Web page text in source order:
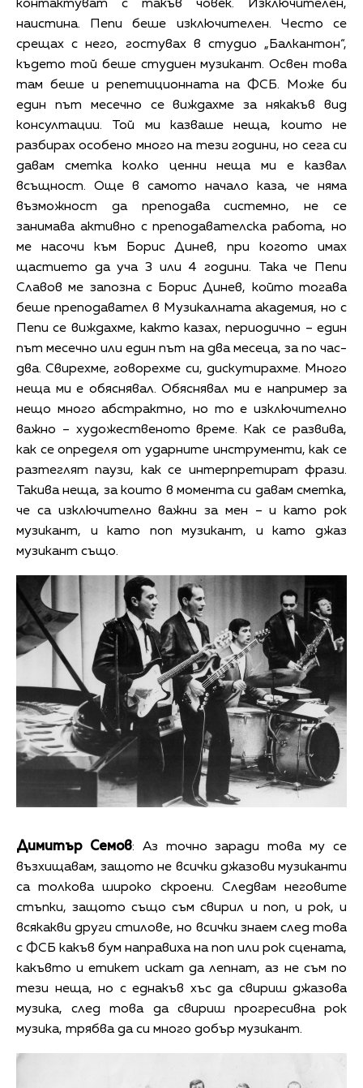
контактуват с такъв човек. Изключителен,
наистина. Пепи беше изключителен. Често се
срещах с него, гостувах в студио „Балкантон“,
където той беше студиен музикант. Освен това
там беше и репетиционната на ФСБ. Може би
един път месечно се виждахме за някакъв вид
консултации. Той ми казваше неща, които не
разбирах особено много на тези години, но сега си
давам сметка колко ценни неща ми е казвал
всъщност. Още в самото начало каза, че няма
възможност да преподава системно, не се
занимава активно с преподавателска работа, но
ме насочи към Борис Динев, при когото имах
щастието да уча 3 или 4 години. Така че Пепи
Славов ме запозна с Борис Динев, който тогава
беше преподавател в Музикалната академия, но с
Пепи се виждахме, както казах, периодично – един
път месечно или един път на два месеца, за по час-
два. Свирехме, говорехме си, дискутирахме. Много
неща ми е обяснявал. Обяснявал ми е например за
нещо много абстрактно, но то е изключително
важно – художественото време. Как се развива,
как се определя от ударните инструменти, как се
разтеглят паузи, как се интерпретират фрази.
Такива неща, за които в момента си давам сметка,
че са изключително важни за мен – и като рок
музикант, и като поп музикант, и като джаз
музикант също.
Димитър Семов: Аз точно заради това му се
възхищавам, защото не всички джазови музиканти
са толкова широко скроени. Следвам неговите
стъпки, защото също съм свирил и поп, и рок, и
всякакви други стилове, но всички знаем след това
с ФСБ какъв бум направиха на поп или рок сцената,
какъвто и етикет искат да лепнат, аз не съм по
тези неща, но с еднакъв хъс да свириш джазова
музика, след това да свириш прогресивна рок
музика, трябва да си много добър музикант.